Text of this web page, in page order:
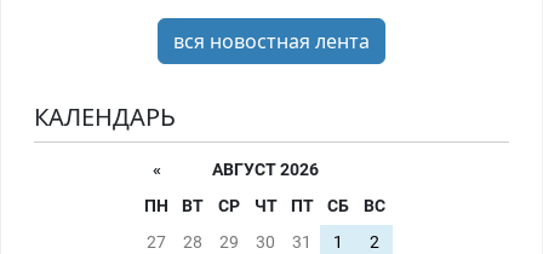
вся новостная лента
КАЛЕНДАРЬ
«
АВГУСТ 2026
ПН
ВТ СР ЧТ ПТ СБ
ВС
27
28 29 30 31 1
2